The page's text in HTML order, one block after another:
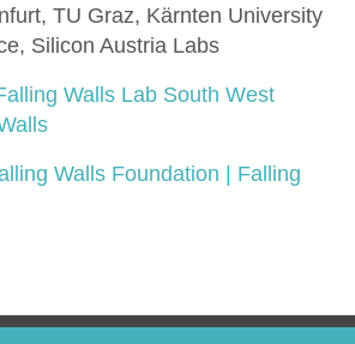
TU Graz, Kärnten University
Silicon Austria Labs
Walls Lab South West
Walls Foundation | Falling